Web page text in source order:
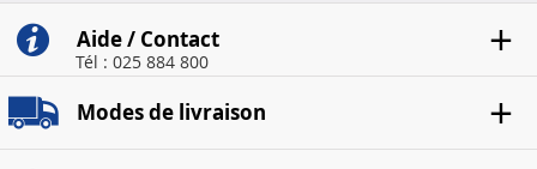
Aide / Contact
Tél : 025 884 800
Modes de livraison